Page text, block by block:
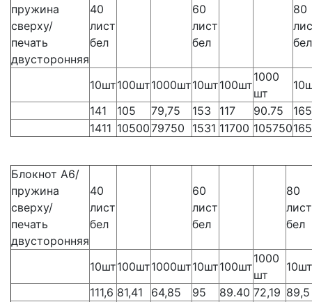
пружина
сверху/
печать
двусторонняя
40
лист
бел
60
лист
бел
80
бел
10шт100шт1000шт10шт100шт
1000
шт
141
105 79,75 153 117 90.75
165
1411 1050079750 1531 11700 105750
Блокнот А6/
пружина
сверху/
печать
двусторонняя
40
лист
бел
60
лист
бел
80
лист
бел
10шт100шт1000шт10шт100шт
1000
шт
10шт
111,6 81,41 64,85 95 89.40 72,19 89,5